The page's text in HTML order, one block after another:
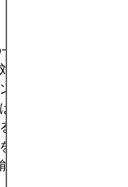
端を垣間見ること
して大幅なロング
トを示唆している
弱気な期待を示唆
ことで、トレーダ
特定することがで
性があります。